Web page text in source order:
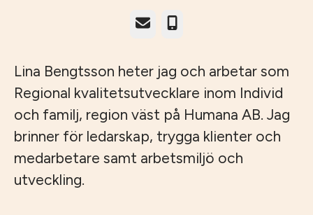
E-postTelefon
Lina Bengtsson heter jag och arbetar som
Regional kvalitetsutvecklare inom Individ
och familj, region väst på Humana AB. Jag
brinner för ledarskap, trygga klienter och
medarbetare samt arbetsmiljö och
utveckling.